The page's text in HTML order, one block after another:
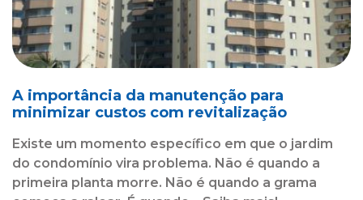
A importância da manutenção para
minimizar custos com revitalização
Existe um momento específico em que o jardim
do condomínio vira problema. Não é quando a
primeira planta morre. Não é quando a grama